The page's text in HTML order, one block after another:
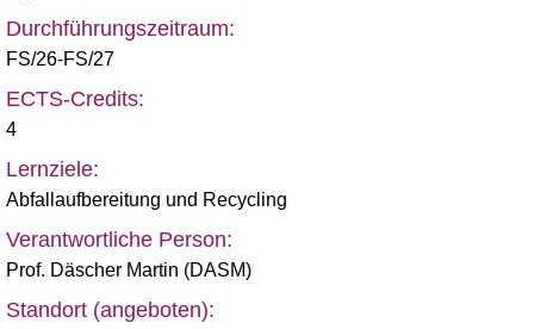
Durchführungszeitraum:
FS/26-FS/27
ECTS-Credits:
4
Lernziele:
Abfallaufbereitung und Recycling
Verantwortliche Person:
Prof. Däscher Martin (DASM)
Standort (angeboten):